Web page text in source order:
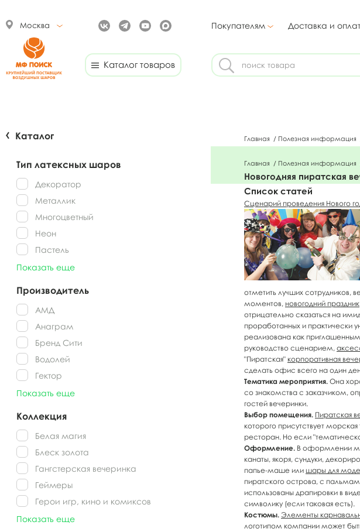
Москва Покупателям Доставка и
Каталог товаров
Каталог
Тип латексных шаров
Декоратор
Металлик
Многоцветный
Неон
Пастель
Показать еще
Производитель
АМД
Анаграм
Бренд Сити
Водолей
Гектор
Показать еще
Коллекция
Белая магия
Блеск золота
Гангстерская вечеринка
Геймеры
Герои игр, кино и комиксов
Показать еще
Главная / Полезная информация
Главная / Полезная информация
Новогодняя пиратская
Список статей
Сценарий проведения Нового
отметить лучших сотрудников,
моментов, новогодний праздник
отрицательно сказаться на
проработанных и практически
реализована как
руководство сценарием,
"Пиратская" корпоративная
сделать офис всего на один
Тематика мероприятия. Она
со знакомства с заказчиком,
гостей вечеринки.
Выбор помещения. Пиратская
которого присутствует
ресторан. Но если
Оформление. В оформлении
канаты, якоря, сундуки,
папье-маше или шары для
пиратского острова, с
использованы драпировки в
символику (если таковая есть).
Костюмы. Элементы
логотипом компании может